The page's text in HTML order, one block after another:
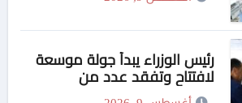
رئيس الوزراء يبدأ جولة موسعة
لافتتاح وتفقد عدد من
المشروعات الخدمية والتنموية